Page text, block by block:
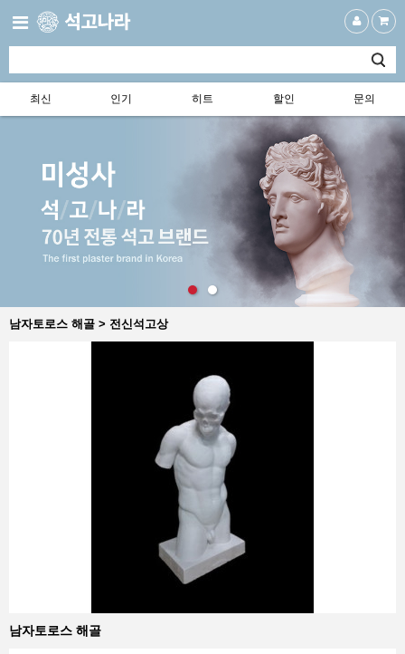
최신 인기 히트 할인 문의
남자토로스 해골 > 전신석고상
남자토로스 해골